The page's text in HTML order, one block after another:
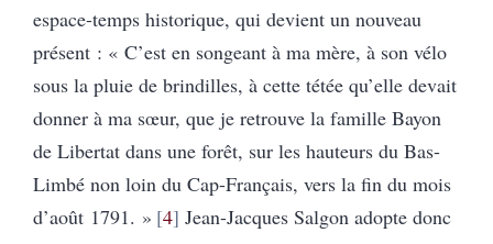
espace-temps historique, qui devient un nouveau
présent : « C’est en songeant à ma mère, à son vélo
sous la pluie de brindilles, à cette tétée qu’elle devait
donner à ma sœur, que je retrouve la famille Bayon
de Libertat dans une forêt, sur les hauteurs du Bas-
Limbé non loin du Cap-Français, vers la fin du mois
d’août 1791. » 4 Jean-Jacques Salgon adopte donc